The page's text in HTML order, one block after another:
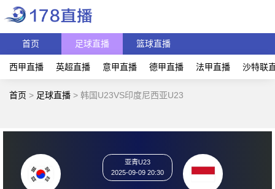
首页 足球直播 篮球直播
西甲直播 英超直播 意甲直播 德甲直播 法甲直播 沙特联
首页 > 足球直播 > 韩国U23VS印度尼西亚U23